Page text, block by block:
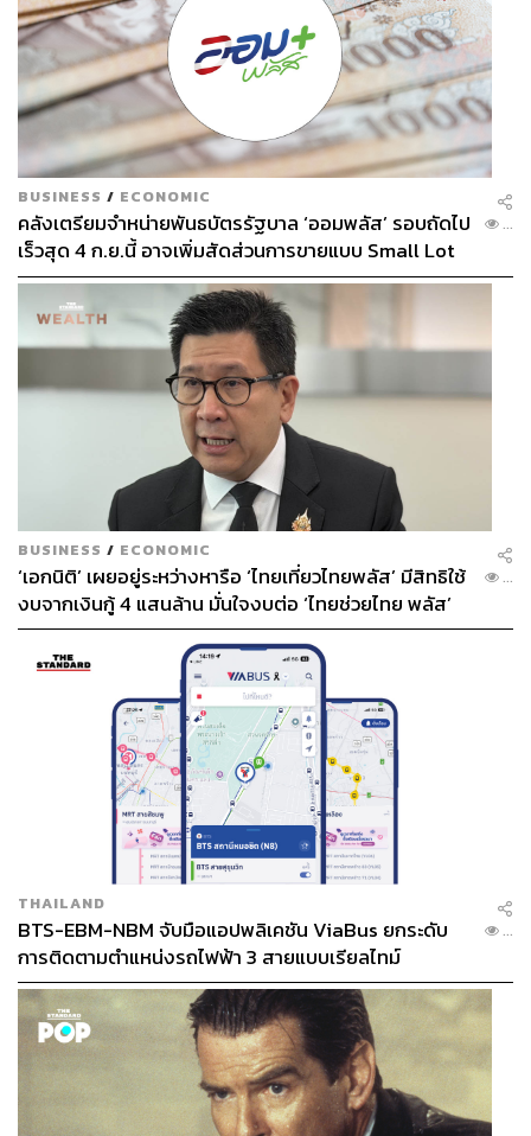
BUSINESS / ECONOMIC
คลังเตรียมจำหน่ายพันธบัตรรัฐบาล ‘ออมพลัส’ รอบถัดไป
เร็วสุด 4 ก.ย.นี้ อาจเพิ่มสัดส่วนการขายแบบ Small Lot
First มากขึ้น
...
BUSINESS / ECONOMIC
‘เอกนิติ’ เผยอยู่ระหว่างหารือ ‘ไทยเที่ยวไทยพลัส’ มีสิทธิใช้
งบจากเงินกู้ 4 แสนล้าน มั่นใจงบต่อ ‘ไทยช่วยไทย พลัส’
เฟส 2 มีเพียงพอ
...
THAILAND
BTS-EBM-NBM จับมือแอปพลิเคชัน ViaBus ยกระดับ
การติดตามตำแหน่งรถไฟฟ้า 3 สายแบบเรียลไทม์
...